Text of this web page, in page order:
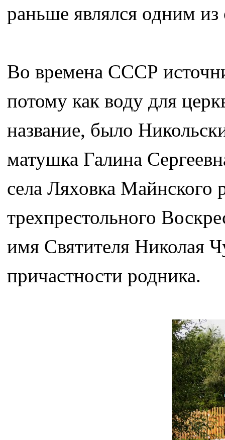
раньше являлся одним
Во времена СССР
потому как воду для
название, было
матушка Галина
села Ляховка Майнского
трехпрестольного
имя Святителя Николая
причастности родника.